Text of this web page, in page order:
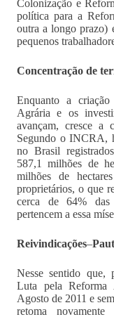
Colonização e
política para a
outra a longo prazo)
pequenos
Concentração de
Enquanto a
Agrária e os
avançam, cresce a
Segundo o INCRA,
no Brasil
587,1 milhões de
milhões de
proprietários, o que
cerca de 64% das
pertencem a essa
Reivindicações–
Nesse sentido que,
Luta pela Reforma
Agosto de 2011 e
retoma